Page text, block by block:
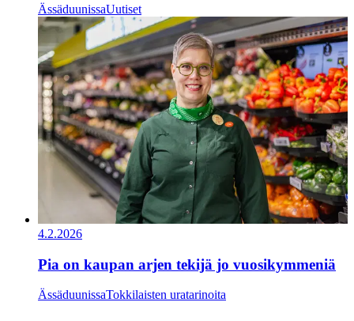
ÄssäduunissaUutiset
4.2.2026
Pia on kaupan arjen tekijä jo vuosikymmeniä
ÄssäduunissaTokkilaisten uratarinoita